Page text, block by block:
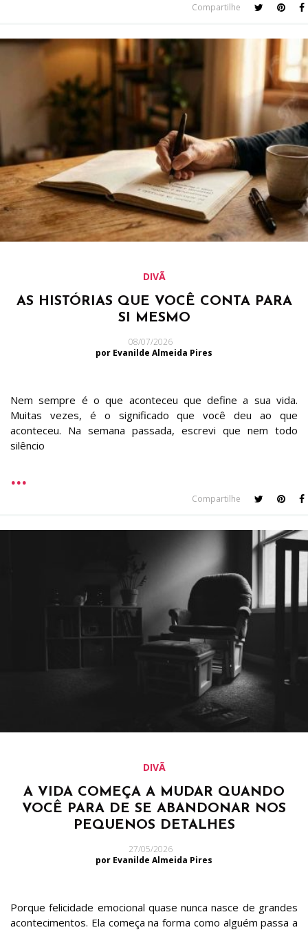
Compartilhe
DIVÃ
AS HISTÓRIAS QUE VOCÊ CONTA PARA
SI MESMO
08/07/2026
por Evanilde Almeida Pires
Nem sempre é o que aconteceu que define a sua vida.
Muitas vezes, é o significado que você deu ao que
aconteceu. Na semana passada, escrevi que nem todo
silêncio
Compartilhe
DIVÃ
A VIDA COMEÇA A MUDAR QUANDO
VOCÊ PARA DE SE ABANDONAR NOS
PEQUENOS DETALHES
27/05/2026
por Evanilde Almeida Pires
Porque felicidade emocional quase nunca nasce de grandes
acontecimentos. Ela começa na forma como alguém passa a